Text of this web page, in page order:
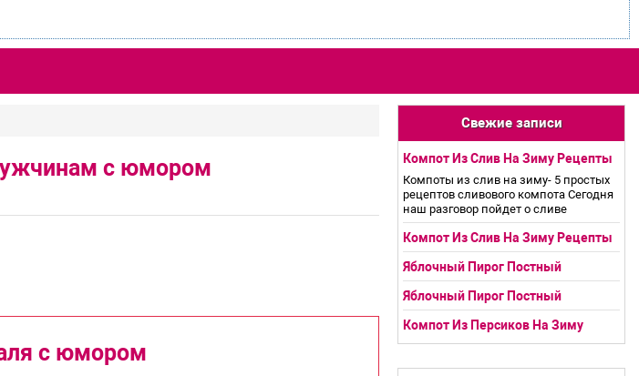
с юмором
с юмором
Свежие записи
Компот Из Слив На Зиму Рецепты
Компоты из слив на зиму- 5 простых
рецептов сливового компота Сегодня
наш разговор пойдет о сливе
Компот Из Слив На Зиму Рецепты
Яблочный Пирог Постный
Яблочный Пирог Постный
Компот Из Персиков На Зиму